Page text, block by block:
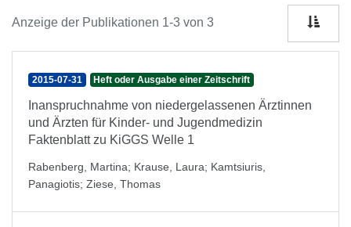
Anzeige der Publikationen 1-3 von 3
2015-07-31 Heft oder Ausgabe einer Zeitschrift
Inanspruchnahme von niedergelassenen Ärztinnen
und Ärzten für Kinder- und Jugendmedizin
Faktenblatt zu KiGGS Welle 1
Rabenberg, Martina; Krause, Laura; Kamtsiuris,
Panagiotis; Ziese, Thomas